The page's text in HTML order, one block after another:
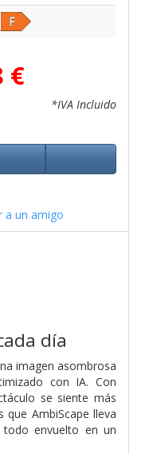
€
*IVA Incluido
a un amigo
día
imagen asombrosa
con IA. Con
se siente más
AmbiScape lleva
envuelto en un